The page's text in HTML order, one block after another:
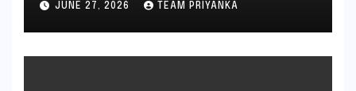
JUNE 27, 2026 TEAM PRIYANKA